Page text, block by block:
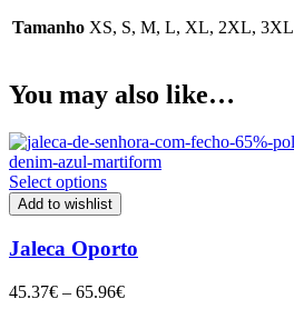
Tamanho XS, S, M, L, XL, 2XL, 3XL
You may also like…
Select options
Add to wishlist
Jaleca Oporto
45.37€ – 65.96€Price